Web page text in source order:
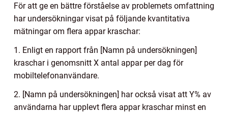
För att ge en bättre förståelse av problemets omfattning
har undersökningar visat på följande kvantitativa
mätningar om flera appar kraschar:
1. Enligt en rapport från [Namn på undersökningen]
kraschar i genomsnitt X antal appar per dag för
mobiltelefonanvändare.
2. [Namn på undersökningen] har också visat att Y% av
användarna har upplevt flera appar kraschar minst en